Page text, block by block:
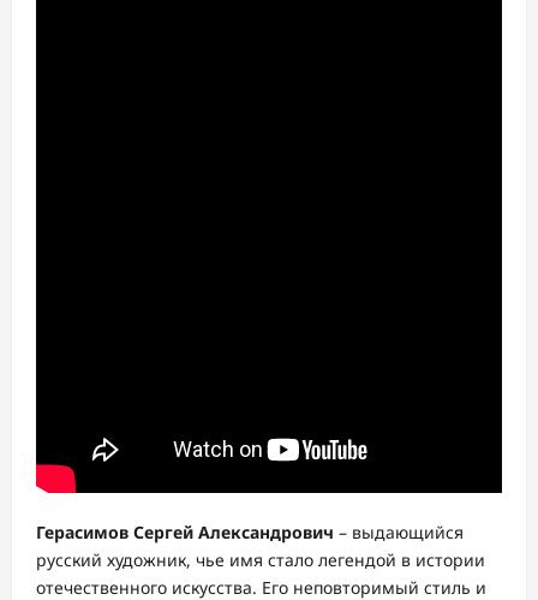
Герасимов Сергей Александрович – выдающийся
русский художник, чье имя стало легендой в истории
отечественного искусства. Его неповторимый стиль и